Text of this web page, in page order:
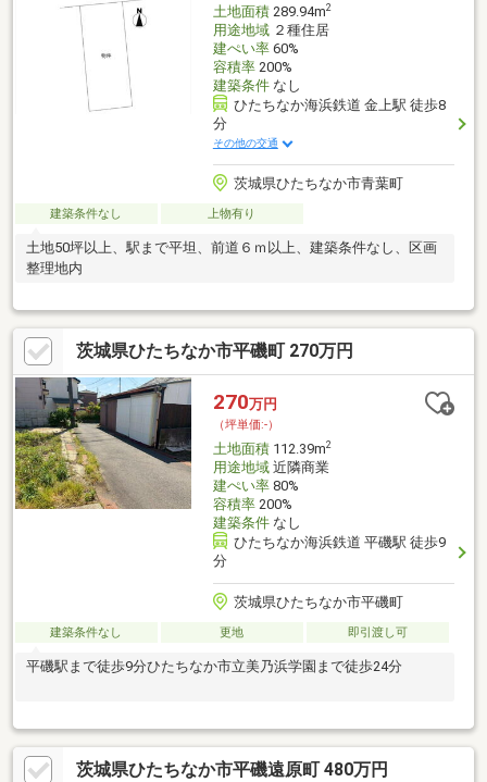
土地面積289.94m2
用途地域２種住居
建ぺい率60%
容積率200%
建築条件なし
ひたちなか海浜鉄道 金上駅 徒歩8
分
その他の交通
茨城県ひたちなか市青葉町
建築条件なし 上物有り
土地50坪以上、駅まで平坦、前道６ｍ以上、建築条件なし、区画
整理地内
茨城県ひたちなか市平磯町 270万円
270万円
（坪単価:-）
土地面積112.39m2
用途地域近隣商業
建ぺい率80%
容積率200%
建築条件なし
ひたちなか海浜鉄道 平磯駅 徒歩9
分
茨城県ひたちなか市平磯町
建築条件なし 更地 即引渡し可
平磯駅まで徒歩9分ひたちなか市立美乃浜学園まで徒歩24分
茨城県ひたちなか市平磯遠原町 480万円